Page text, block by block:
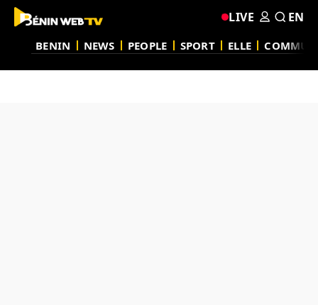
BENIN NEWS PEOPLE SPORT ELLE
LIVE EN